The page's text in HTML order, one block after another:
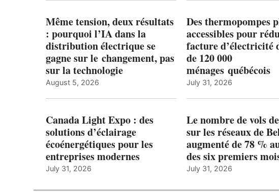
Même tension, deux résultats
: pourquoi l’IA dans la
distribution électrique se
gagne sur le changement, pas
sur la technologie
August 5, 2026
Canada Light Expo : des
solutions d’éclairage
écoénergétiques pour les
entreprises modernes
July 31, 2026
Des thermopompes
accessibles pour
facture d’électricité
de 120 000
ménages québécois
July 31, 2026
Le nombre de vols
sur les réseaux de
augmenté de 78 %
des six premiers
July 31, 2026